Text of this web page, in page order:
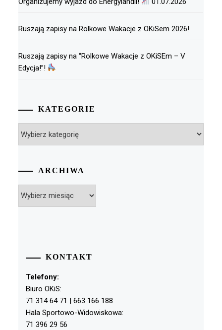
Ruszają zapisy na Rolkowe Wakacje z OKiSem 2026!
Ruszają zapisy na “Rolkowe Wakacje z OKiSEm – V
Edycja!”!
KATEGORIE
ARCHIWA
KONTAKT
Telefony:
Biuro OKiS:
71 314 64 71 | 663 166 188
Hala Sportowo-Widowiskowa:
71 396 29 56